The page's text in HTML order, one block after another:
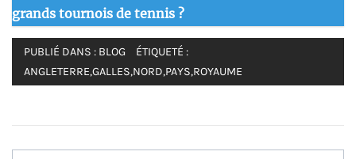
grands tournois de tennis ?
PUBLIÉ DANS : BLOG
ÉTIQUETÉ :
ANGLETERRE,GALLES,NORD,PAYS,ROYAUME